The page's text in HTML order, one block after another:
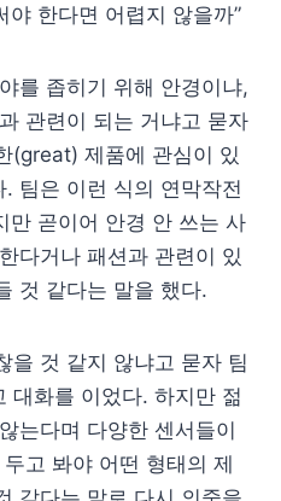
야 한다면 어렵지 않을까”
를 좁히기 위해 안경이냐,
관련이 되는 거냐고 묻자
(great) 제품에 관심이 있
팀은 이런 식의 연막작전
만 곧이어 안경 안 쓰는 사
다거나 패션과 관련이 있
것 같다는 말을 했다.
을 것 같지 않냐고 묻자 팀
대화를 이었다. 하지만 젊
는다며 다양한 센서들이
고 봐야 어떤 형태의 제